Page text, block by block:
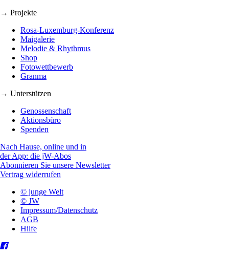
→ Projekte
Rosa-Luxemburg-Konferenz
Maigalerie
Melodie & Rhythmus
Shop
Fotowettbewerb
Granma
→ Unterstützen
Genossenschaft
Aktionsbüro
Spenden
Nach Hause, online und in
der App: die jW-Abos
Abonnieren Sie unsere Newsletter
Vertrag widerrufen
© junge Welt
© JW
Impressum/Datenschutz
AGB
Hilfe